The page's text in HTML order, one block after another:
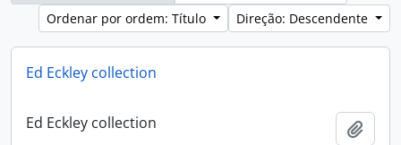
Ordenar por ordem: Título
Direção: Descendente
Ed Eckley collection
Ed Eckley collection